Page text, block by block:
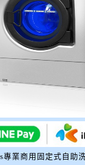
專業商用固定式自助